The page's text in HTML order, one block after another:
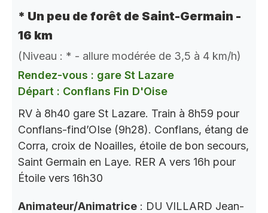
* Un peu de forêt de Saint-Germain -
16 km
(Niveau : * - allure modérée de 3,5 à 4 km/h)
Rendez-vous : gare St Lazare
Départ : Conflans Fin D'Oise
RV à 8h40 gare St Lazare. Train à 8h59 pour
Conflans-find’OIse (9h28). Conflans, étang de
Corra, croix de Noailles, étoile de bon secours,
Saint Germain en Laye. RER A vers 16h pour
Étoile vers 16h30
Animateur/Animatrice : DU VILLARD Jean-